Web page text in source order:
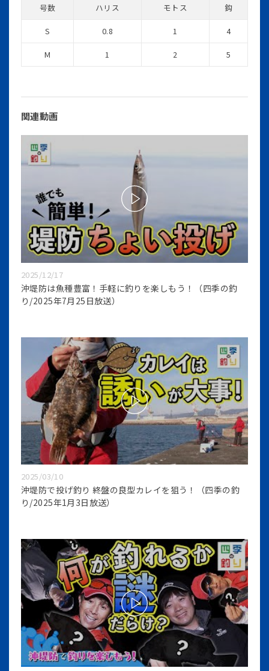
号数 ハリス モトス 鈎
S 0.8 1 4
M 1 2 5
関連動画
2025/12/17
沖堤防は魚種豊富！手軽に釣りを楽しもう！（四季の釣
り/2025年7月25日放送）
2025/03/10
沖堤防で投げ釣り 終盤の良型カレイを狙う！（四季の釣
り/2025年1月3日放送）